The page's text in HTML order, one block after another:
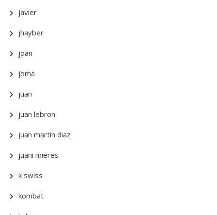
javier
jhayber
joan
joma
juan
juan lebron
juan martin diaz
juani mieres
k swiss
kombat